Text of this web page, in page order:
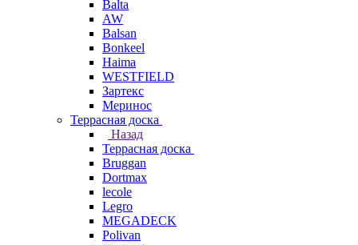
Balta
AW
Balsan
Bonkeel
Haima
WESTFIELD
Зартекс
Меринос
Террасная доска
Назад
Террасная доска
Bruggan
Dortmax
lecole
Legro
MEGADECK
Polivan